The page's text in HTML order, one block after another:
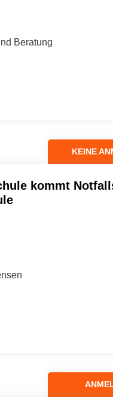
Beratung
KEINE
kommt